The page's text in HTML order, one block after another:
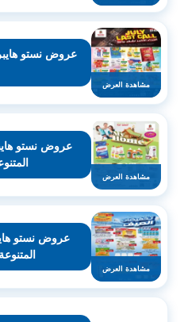
مشاهدة العرض
مشاهدة العرض
عروض نستو
مشاهدة العرض
عروض نستو
المتنوعة من 7